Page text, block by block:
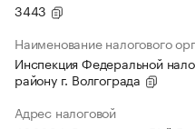
3443
Наименование налогового
Инспекция Федеральной
району г. Волгограда
Адрес налоговой